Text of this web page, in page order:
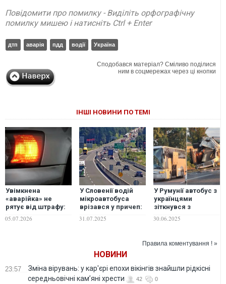
Повідомити про помилку - Виділіть орфографічну
помилку мишею і натисніть Ctrl + Enter
дтп аварія пдд водії Україна
Сподобався матеріал? Сміливо поділися
ним в соцмережах через ці кнопки
ІНШІ НОВИНИ ПО ТЕМІ
Увімкнена
«аварійка» не
рятує від штрафу:
категорично
05.07.2026
У Словенії водій
мікроавтобуса
врізався у причеп:
українців
31.07.2025
У Румунії автобус з
українцями
зіткнувся з
загиблий
30.06.2025
Правила коментування ! »
НОВИНИ
23:57
Зміна вірувань: у кар'єрі епохи вікінгів знайшли рідкісні
середньовічні кам’яні хрести
42 0